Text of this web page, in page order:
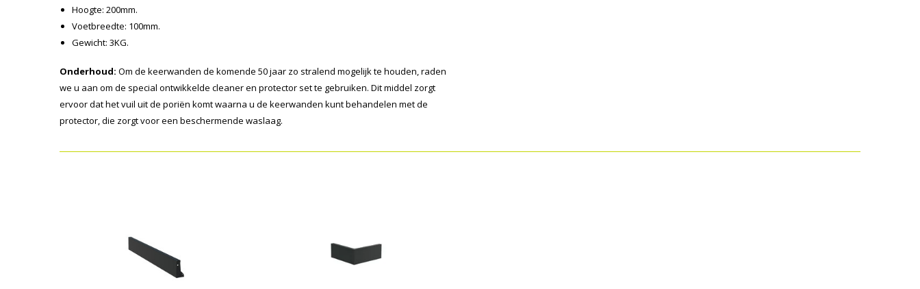
Hoogte: 200mm.
Voetbreedte: 100mm.
Gewicht: 3KG.
Onderhoud: Om de keerwanden de komende 50 jaar zo stralend mogelijk te houden, raden
we u aan om de special ontwikkelde cleaner en protector set te gebruiken. Dit middel zorgt
ervoor dat het vuil uit de poriën komt waarna u de keerwanden kunt behandelen met de
protector, die zorgt voor een beschermende waslaag.